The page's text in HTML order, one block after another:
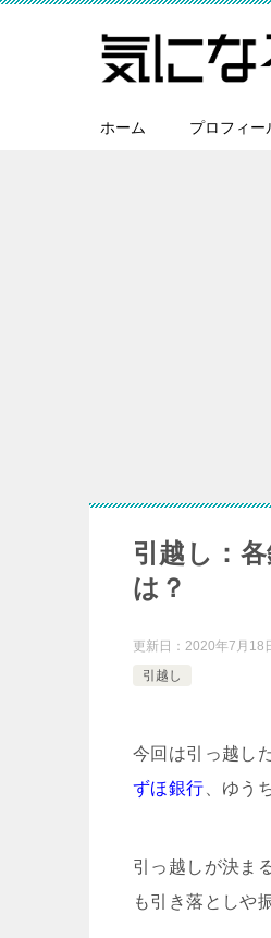
ホーム プロフィー
引越し：
は？
更新日： 2020年7月18
引越し
今回は引っ越し
ずほ銀行
ゆう
引っ越しが決ま
も引き落としや